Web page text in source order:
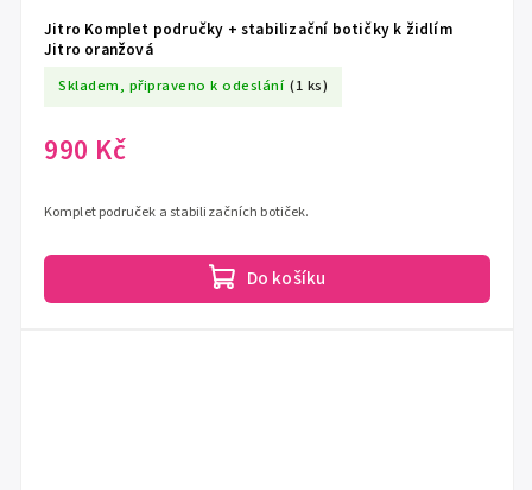
Jitro Komplet područky + stabilizační botičky k židlím
Jitro oranžová
Skladem, připraveno k odeslání (1 ks)
990 Kč
Do košíku
Komplet područek a stabilizačních botiček.